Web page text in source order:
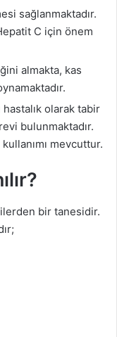
sağlanmaktadır.
C için önem
almakta, kas
hastalık olarak tabir
bulunmaktadır.
mevcuttur.
bir tanesidir.